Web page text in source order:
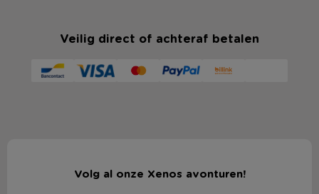
Veilig direct of achteraf betalen
Volg al onze Xenos avonturen!